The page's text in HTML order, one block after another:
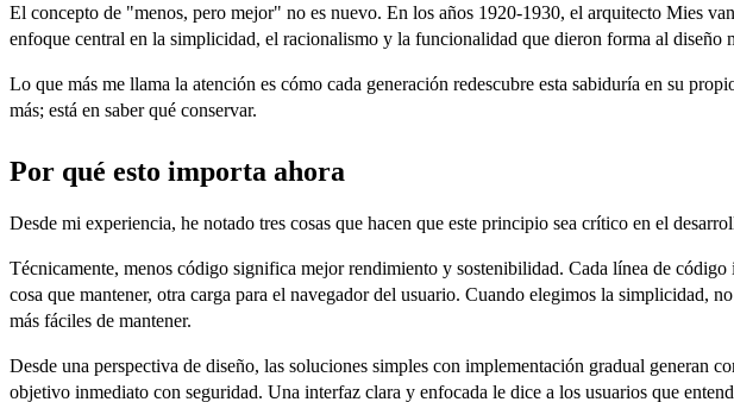
El concepto de "menos, pero mejor" no es nuevo. En los años 1920-1930, el arquitecto Mies
enfoque central en la simplicidad, el racionalismo y la funcionalidad que dieron forma al
Lo que más me llama la atención es cómo cada generación redescubre esta sabiduría en su
más; está en saber qué conservar.
Por qué esto importa ahora
Desde mi experiencia, he notado tres cosas que hacen que este principio sea crítico en el
Técnicamente, menos código significa mejor rendimiento y sostenibilidad. Cada línea de
cosa que mantener, otra carga para el navegador del usuario. Cuando elegimos la simplicidad,
más fáciles de mantener.
Desde una perspectiva de diseño, las soluciones simples con implementación gradual generan
objetivo inmediato con seguridad. Una interfaz clara y enfocada le dice a los usuarios que